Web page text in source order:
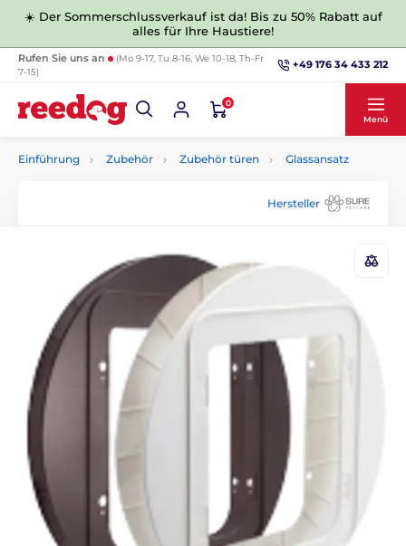
☀️ Der Sommerschlussverkauf ist da! Bis zu 50% Rabatt auf
alles für Ihre Haustiere!
Rufen Sie uns an
(Mo 9-17, Tu 8-16, We 10-18, Th-Fr
7-15)
+49 176 34 433 212
0
Menü
Einführung Zubehör Zubehör türen Glassansatz
Hersteller